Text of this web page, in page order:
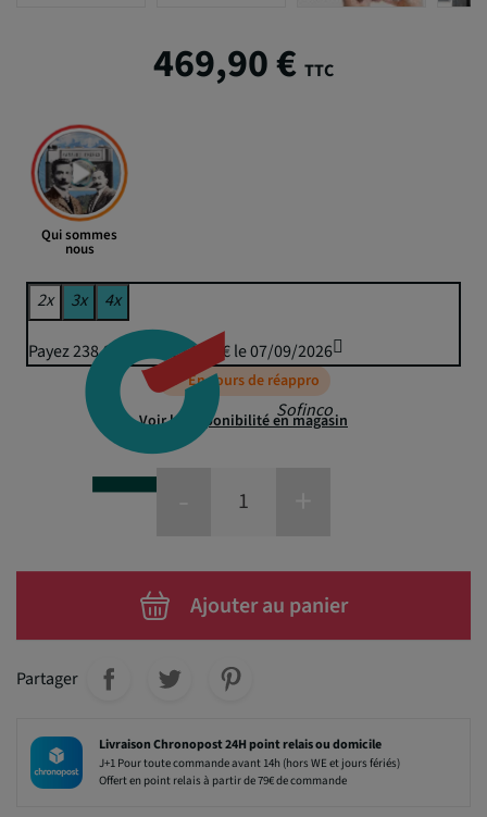
469,90 € TTC
Qui sommes
nous
Sofinco
2x 3x 4x
Payez 238,99 € puis 234,95 € le 07/09/2026
En cours de réappro
Voir la disponibilité en magasin
Ajouter au panier
Partager
Livraison Chronopost 24H point relais ou domicile
J+1 Pour toute commande avant 14h (hors WE et jours fériés)
Offert en point relais à partir de 79€ de commande